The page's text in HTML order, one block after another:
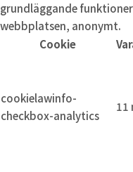
grundläggande
webbplatsen, anonymt.
Cookie
cookielawinfo-
checkbox-analytics
11